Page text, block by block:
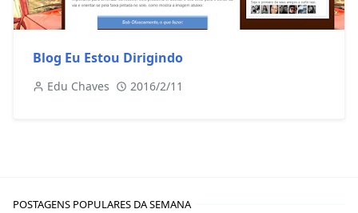
Blog Eu Estou Dirigindo
Edu Chaves 2016/2/11
POSTAGENS POPULARES DA SEMANA